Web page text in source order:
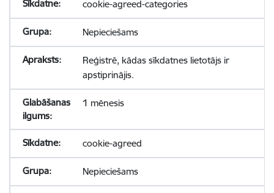
cookie-agreed-categories
Nepieciešams
Reģistrē, kādas sīkdatnes lietotājs ir
apstiprinājis.
1 mēnesis
cookie-agreed
Nepieciešams